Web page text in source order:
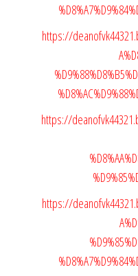
https://
https://
https://